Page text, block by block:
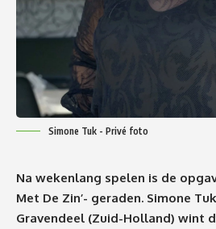
Simone Tuk - Privé foto
Na wekenlang spelen is de
Met De Zin’- geraden. Simone
Gravendeel (Zuid-Holland) wint